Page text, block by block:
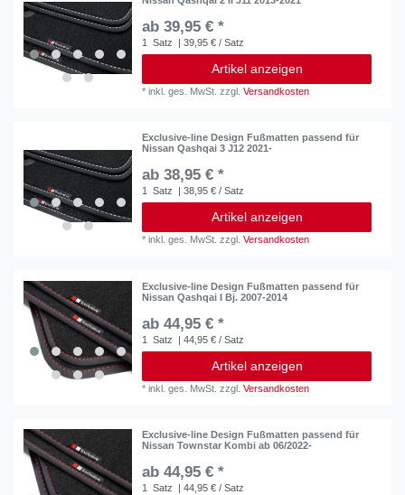
ab 39,95 € *
1 Satz | 39,95 € / Satz
Artikel anzeigen
*inkl. ges. MwSt. zzgl.Versandkosten
Exclusive-line Design Fußmatten passend für
Nissan Qashqai 3 J12 2021-
ab 38,95 € *
1 Satz | 38,95 € / Satz
Artikel anzeigen
*inkl. ges. MwSt. zzgl.Versandkosten
Exclusive-line Design Fußmatten passend für
Nissan Qashqai I Bj. 2007-2014
ab 44,95 € *
1 Satz | 44,95 € / Satz
Artikel anzeigen
*inkl. ges. MwSt. zzgl.Versandkosten
Exclusive-line Design Fußmatten passend für
Nissan Townstar Kombi ab 06/2022-
ab 44,95 € *
1 Satz | 44,95 € / Satz